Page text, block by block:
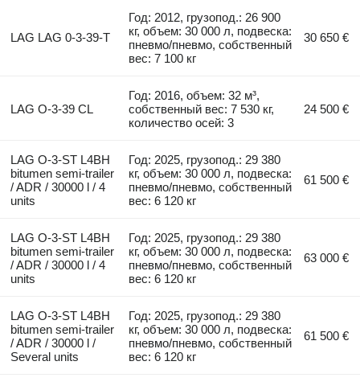
LAG LAG 0-3-39-T
Год: 2012, грузопод.: 26 900
кг, объем: 30 000 л, подвеска:
пневмо/пневмо, собственный
вес: 7 100 кг
30 650 €
LAG O-3-39 CL
Год: 2016, объем: 32 м³,
собственный вес: 7 530 кг,
количество осей: 3
24 500 €
LAG O-3-ST L4BH
bitumen semi-trailer
/ ADR / 30000 l / 4
units
Год: 2025, грузопод.: 29 380
кг, объем: 30 000 л, подвеска:
пневмо/пневмо, собственный
вес: 6 120 кг
61 500 €
LAG O-3-ST L4BH
bitumen semi-trailer
/ ADR / 30000 l / 4
units
Год: 2025, грузопод.: 29 380
кг, объем: 30 000 л, подвеска:
пневмо/пневмо, собственный
вес: 6 120 кг
63 000 €
LAG O-3-ST L4BH
bitumen semi-trailer
/ ADR / 30000 l /
Several units
Год: 2025, грузопод.: 29 380
кг, объем: 30 000 л, подвеска:
пневмо/пневмо, собственный
вес: 6 120 кг
61 500 €